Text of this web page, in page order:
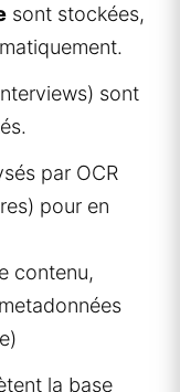
sont stockées,
sont
par OCR
pour en
contenu,
la base